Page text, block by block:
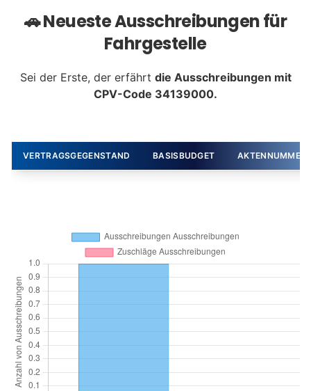
🚗 Neueste Ausschreibungen für
Fahrgestelle
Sei der Erste, der erfährt die Ausschreibungen mit
CPV-Code 34139000.
VERTRAGSGEGENSTAND BASISBUDGET AKTENNUMMER